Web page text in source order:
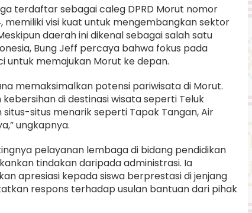
terdaftar sebagai caleg DPRD Morut nomor
memiliki visi kuat untuk mengembangkan sektor
daerah ini dikenal sebagai salah satu
Bung Jeff percaya bahwa fokus pada
untuk memajukan Morut ke depan.
memaksimalkan potensi pariwisata di Morut.
di destinasi wisata seperti Teluk
situs menarik seperti Tapak Tangan, Air
ungkapnya.
pelayanan lembaga di bidang pendidikan
tindakan daripada administrasi. Ia
apresiasi kepada siswa berprestasi di jenjang
respons terhadap usulan bantuan dari pihak